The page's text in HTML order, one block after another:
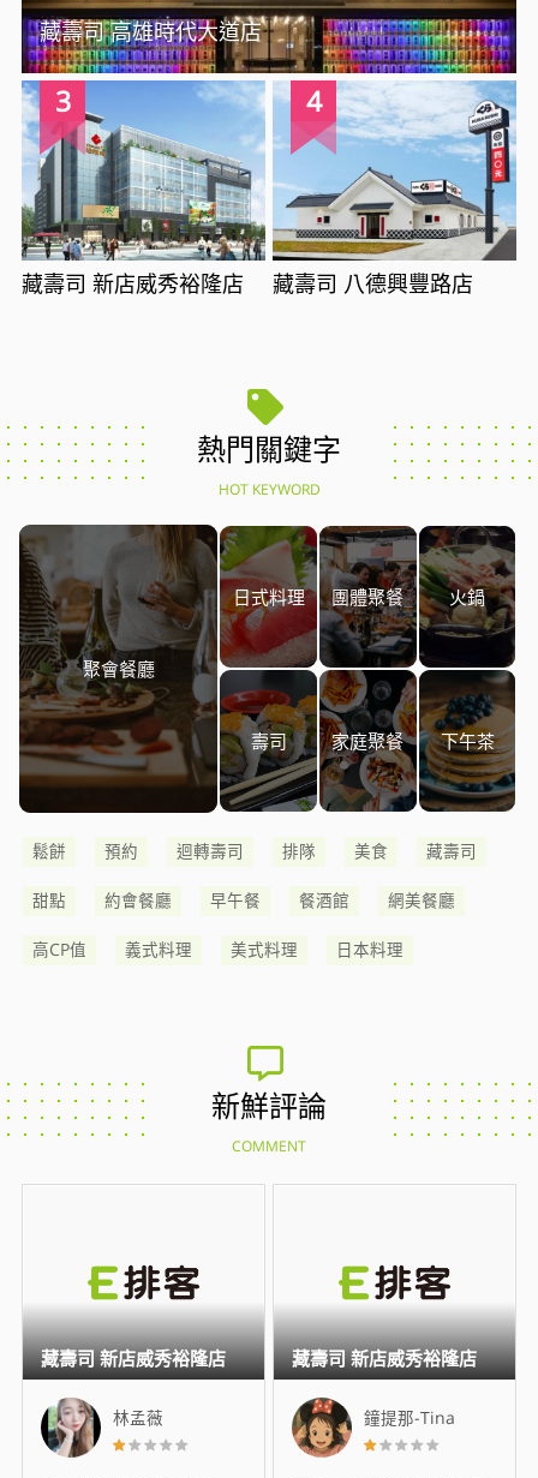
藏壽司 高雄時代大道店
3
藏壽司 新店威秀裕隆店
4
藏壽司 八德興豐路店
熱門關鍵字
HOT KEYWORD
聚會餐廳
日式料理 團體聚餐 火鍋
壽司 家庭聚餐 下午茶
鬆餅 預約 迴轉壽司 排隊 美食 藏壽司
甜點 約會餐廳 早午餐 餐酒館 網美餐廳
高CP值 義式料理 美式料理 日本料理
新鮮評論
COMMENT
林孟薇
藏壽司 新店威秀裕隆店
鐘提那-Tina
藏壽司 新店威秀裕隆店